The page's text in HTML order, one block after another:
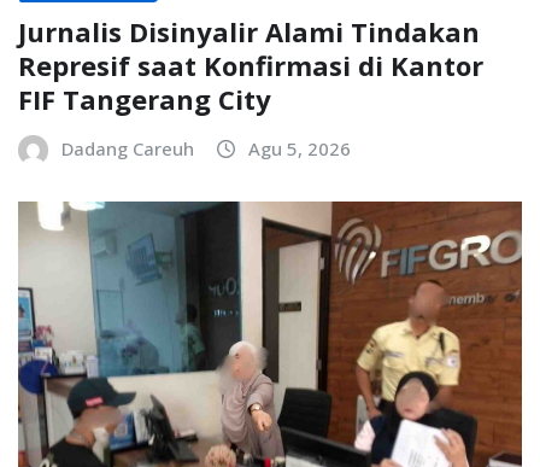
Jurnalis Disinyalir Alami Tindakan
Represif saat Konfirmasi di Kantor
FIF Tangerang City
Dadang Careuh Agu 5, 2026